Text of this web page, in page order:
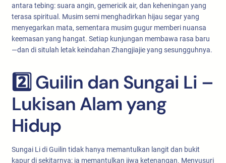
antara tebing: suara angin, gemericik air, dan keheningan yang
terasa spiritual. Musim semi menghadirkan hijau segar yang
menyegarkan mata, sementara musim gugur memberi nuansa
keemasan yang hangat. Setiap kunjungan membawa rasa baru
—dan di situlah letak keindahan Zhangjiajie yang sesungguhnya.
2️⃣ Guilin dan Sungai Li –
Lukisan Alam yang
Hidup
Sungai Li di Guilin tidak hanya memantulkan langit dan bukit
kapur di sekitarnya; ia memantulkan jiwa ketenangan. Menyusuri